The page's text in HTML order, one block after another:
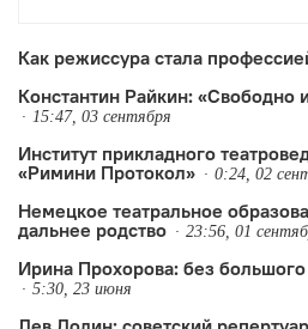
а наоборот — полное
Как режиссура стала
Константин Райкин: «Свободно
15:47, 03 сентября
Институт прикладного
«Римини Протокол»
0:24, 02
Немецкое театральное
дальнее родство
23:56, 01
Ирина Прохорова: без
5:30, 23 июня